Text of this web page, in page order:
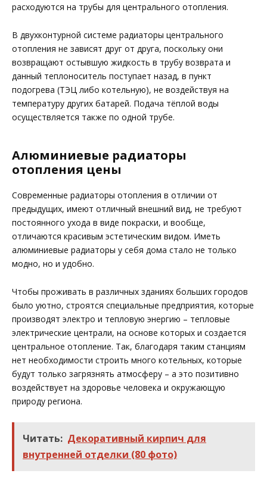
расходуются на трубы для центрального отопления.
В двухконтурной системе радиаторы центрального
отопления не зависят друг от друга, поскольку они
возвращают остывшую жидкость в трубу возврата и
данный теплоноситель поступает назад, в пункт
подогрева (ТЭЦ либо котельную), не воздействуя на
температуру других батарей. Подача тёплой воды
осуществляется также по одной трубе.
Алюминиевые радиаторы
отопления цены
Современные радиаторы отопления в отличии от
предыдущих, имеют отличный внешний вид, не требуют
постоянного ухода в виде покраски, и вообще,
отличаются красивым эстетическим видом. Иметь
алюминиевые радиаторы у себя дома стало не только
модно, но и удобно.
Чтобы проживать в различных зданиях больших городов
было уютно, строятся специальные предприятия, которые
производят электро и тепловую энергию – тепловые
электрические централи, на основе которых и создается
центральное отопление. Так, благодаря таким станциям
нет необходимости строить много котельных, которые
будут только загрязнять атмосферу – а это позитивно
воздействует на здоровье человека и окружающую
природу региона.
Читать: Декоративный кирпич для
внутренней отделки (80 фото)